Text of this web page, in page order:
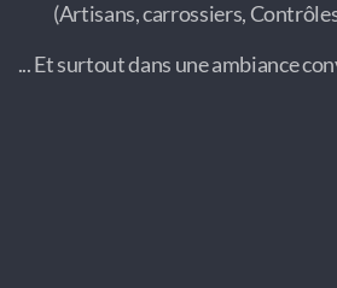
(Artisans, carrossiers,
... Et surtout dans une ambiance